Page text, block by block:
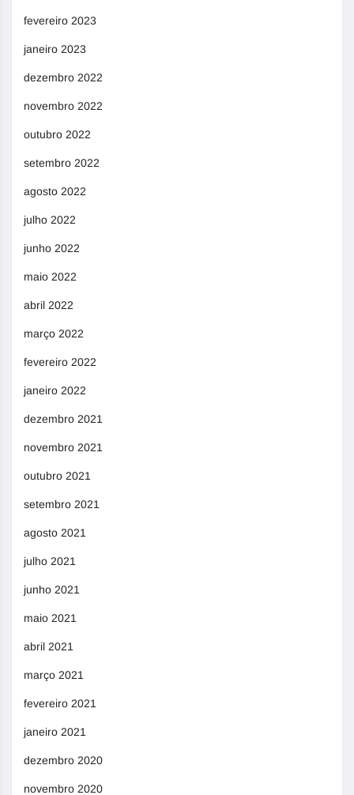
fevereiro 2023
janeiro 2023
dezembro 2022
novembro 2022
outubro 2022
setembro 2022
agosto 2022
julho 2022
junho 2022
maio 2022
abril 2022
março 2022
fevereiro 2022
janeiro 2022
dezembro 2021
novembro 2021
outubro 2021
setembro 2021
agosto 2021
julho 2021
junho 2021
maio 2021
abril 2021
março 2021
fevereiro 2021
janeiro 2021
dezembro 2020
novembro 2020